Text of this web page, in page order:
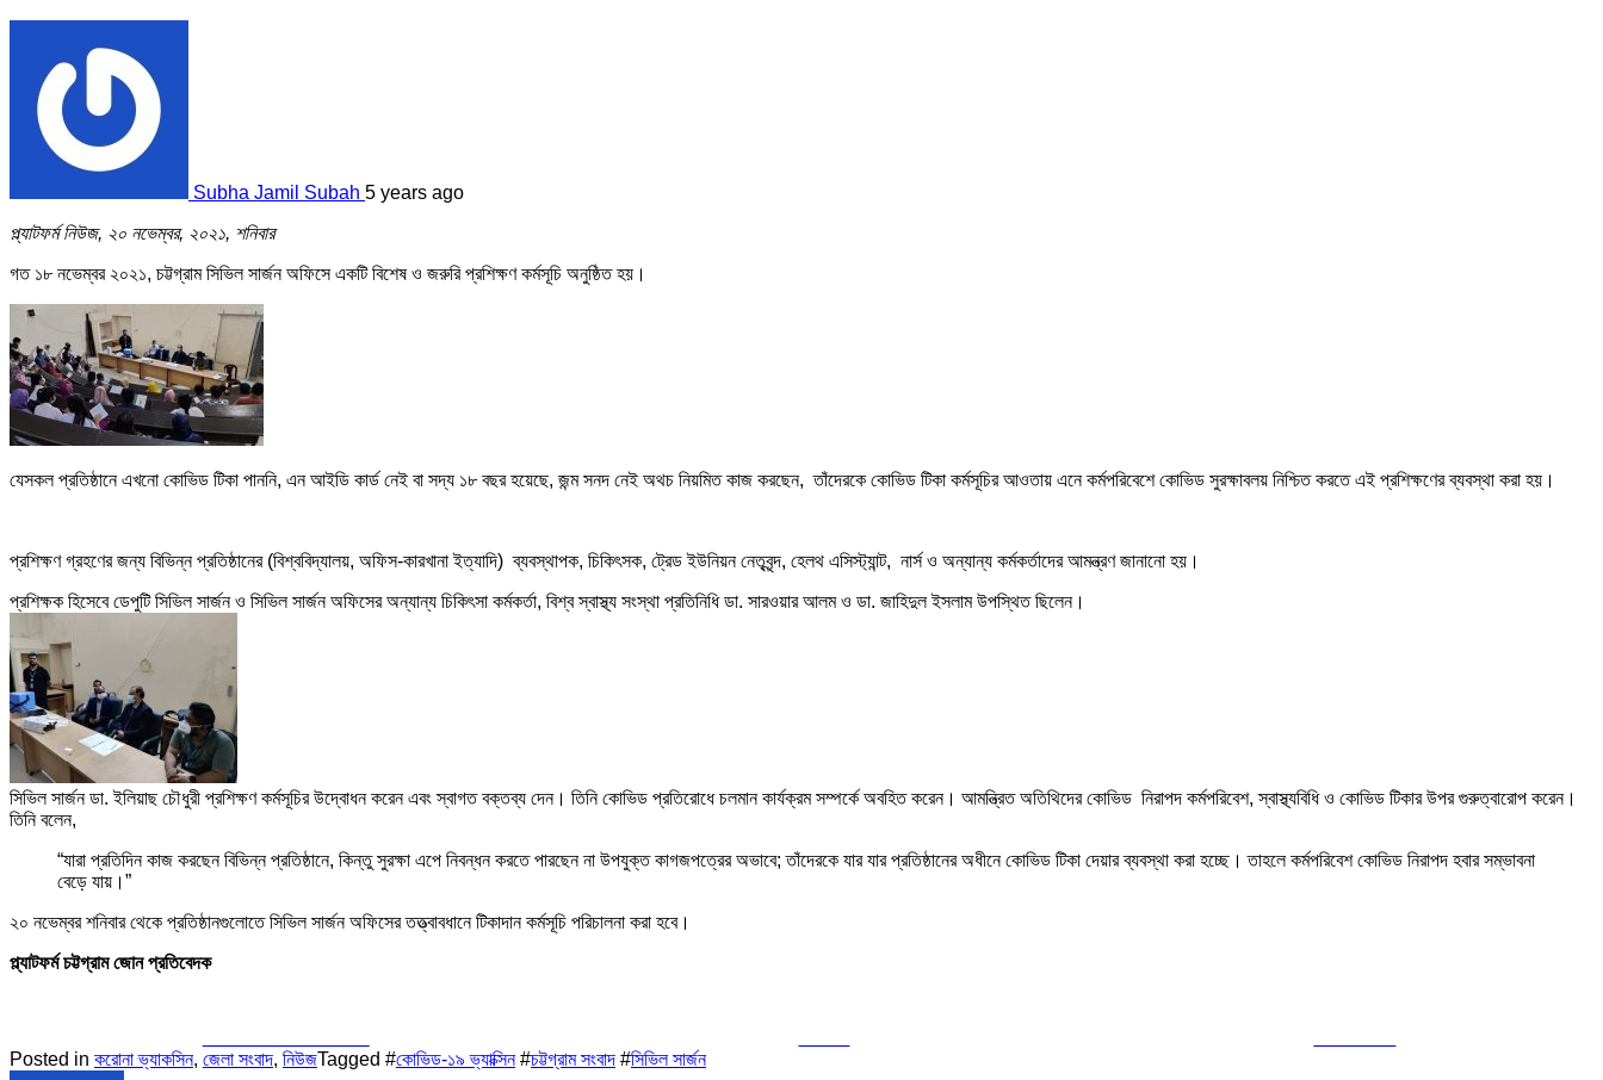
Subha Jamil Subah 5 years ago
প্ল্যাটফর্ম নিউজ, ২০ নভেম্বর, ২০২১, শনিবার
গত ১৮ নভেম্বর ২০২১, চট্টগ্রাম সিভিল সার্জন অফিসে একটি বিশেষ ও জরুরি প্রশিক্ষণ কর্মসূচি অনুষ্ঠিত হয়।
যেসকল প্রতিষ্ঠানে এখনো কোভিড টিকা পাননি, এন আইডি কার্ড নেই বা সদ্য ১৮ বছর হয়েছে, জন্ম সনদ নেই অথচ নিয়মিত কাজ করছেন, তাঁদেরকে কোভিড টিকা কর্মসূচির আওতায় এনে কর্মপরিবেশে কোভিড সুরক্ষাবলয় নিশ্চিত করতে এই প্রশিক্ষণের ব্যবস্থা করা হয়।
প্রশিক্ষণ গ্রহণের জন্য বিভিন্ন প্রতিষ্ঠানের (বিশ্ববিদ্যালয়, অফিস-কারখানা ইত্যাদি) ব্যবস্থাপক, চিকিৎসক, ট্রেড ইউনিয়ন নেতৃবৃন্দ, হেলথ এসিস্ট্যান্ট, নার্স ও অন্যান্য কর্মকর্তাদের আমন্ত্রণ জানানো হয়।
প্রশিক্ষক হিসেবে ডেপুটি সিভিল সার্জন ও সিভিল সার্জন অফিসের অন্যান্য চিকিৎসা কর্মকর্তা, বিশ্ব স্বাস্থ্য সংস্থা প্রতিনিধি ডা. সারওয়ার আলম ও ডা. জাহিদুল ইসলাম উপস্থিত ছিলেন।
সিভিল সার্জন ডা. ইলিয়াছ চৌধুরী প্রশিক্ষণ কর্মসূচির উদ্বোধন করেন এবং স্বাগত বক্তব্য দেন। তিনি কোভিড প্রতিরোধে চলমান কার্যক্রম সম্পর্কে অবহিত করেন। আমন্ত্রিত অতিথিদের কোভিড নিরাপদ কর্মপরিবেশ, স্বাস্থ্যবিধি ও কোভিড টিকার উপর গুরুত্বারোপ করেন।
তিনি বলেন,
“যারা প্রতিদিন কাজ করছেন বিভিন্ন প্রতিষ্ঠানে, কিন্তু সুরক্ষা এপে নিবন্ধন করতে পারছেন না উপযুক্ত কাগজপত্রের অভাবে; তাঁদেরকে যার যার প্রতিষ্ঠানের অধীনে কোভিড টিকা দেয়ার ব্যবস্থা করা হচ্ছে। তাহলে কর্মপরিবেশ কোভিড নিরাপদ হবার সম্ভাবনা
বেড়ে যায়।”
২০ নভেম্বর শনিবার থেকে প্রতিষ্ঠানগুলোতে সিভিল সার্জন অফিসের তত্ত্বাবধানে টিকাদান কর্মসূচি পরিচালনা করা হবে।
প্ল্যাটফর্ম চট্টগ্রাম জোন প্রতিবেদক
Posted in করোনা ভ্যাকসিন, জেলা সংবাদ, নিউজTagged #কোভিড-১৯ ভ্যাক্সিন#চট্টগ্রাম সংবাদ #সিভিল সার্জন